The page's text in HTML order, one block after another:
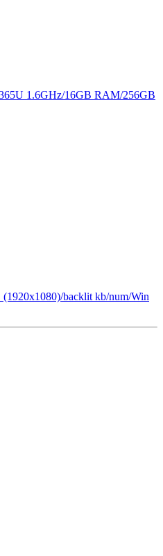
1.6GHz/16GB RAM/256GB
backlit kb/num/Win